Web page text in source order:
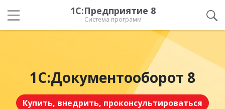
1С:Предприятие 8
Система программ
1С:Документооборот 8
Купить, внедрить, проконсультироваться